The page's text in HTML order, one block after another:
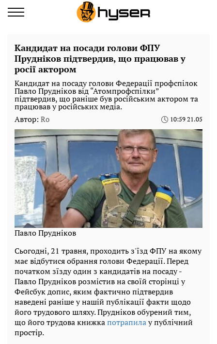
Кандидат на посади голови ФПУ
Прудніков підтвердив, що працював у
росії актором
Кандидат на посаду голови Федерації профспілок
Павло Прудніков від “Атомпрофспілки”
підтвердив, що раніше був російським актором та
працював у російських медіа.
Автор: Ro 10:59 21.05
Павло Прудніков
Сьогодні, 21 травня, проходить з'їзд ФПУ на якому
має відбутися обрання голови Федерації. Перед
початком зїзду один з кандидатів на посаду -
Павло Прудніков розмістив на своїй сторінці у
Фейсбук допис, яким фактично підтвердив
наведені раніше у нашій публікації факти щодо
його трудового шляху. Прудніков обурений тим,
що його трудова книжкапотрапилау публічний
простір.